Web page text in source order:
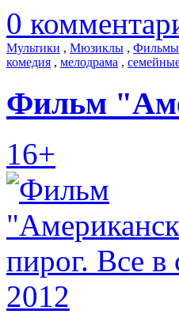
0
Мультики , Мюзиклы , Фильмы
комедия , мелодрама ,
Фильм
16+